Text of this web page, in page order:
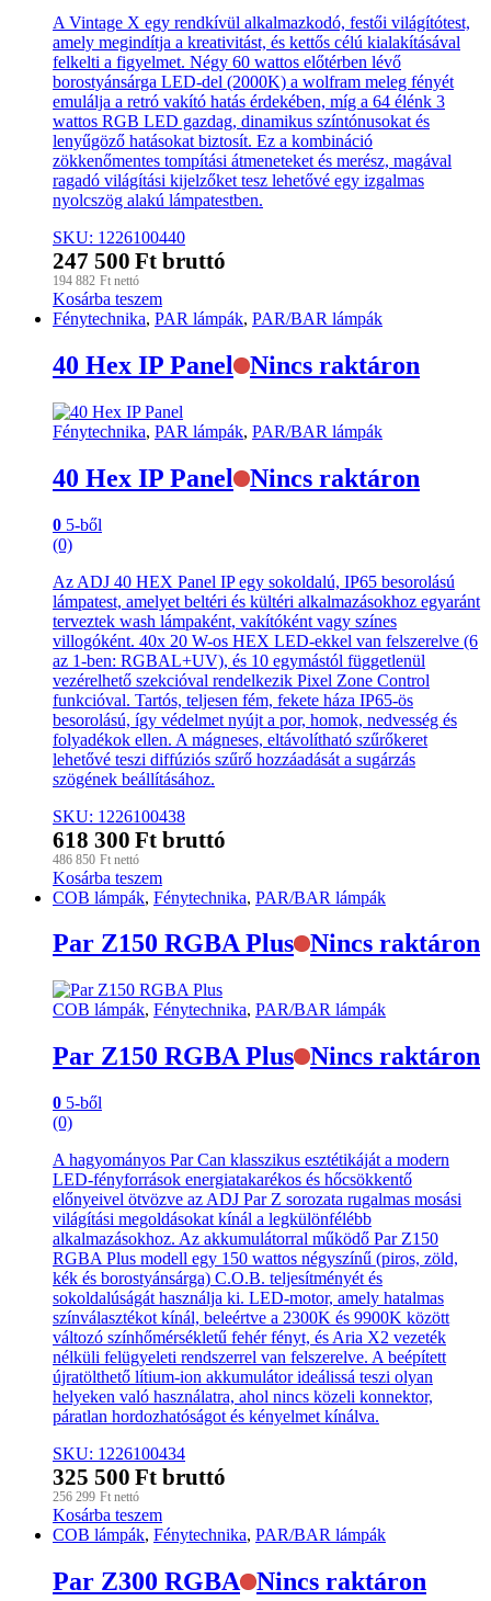
A Vintage X egy rendkívül alkalmazkodó, festői világítótest,
amely megindítja a kreativitást, és kettős célú kialakításával
felkelti a figyelmet. Négy 60 wattos előtérben lévő
borostyánsárga LED-del (2000K) a wolfram meleg fényét
emulálja a retró vakító hatás érdekében, míg a 64 élénk 3
wattos RGB LED gazdag, dinamikus színtónusokat és
lenyűgöző hatásokat biztosít. Ez a kombináció
zökkenőmentes tompítási átmeneteket és merész, magával
ragadó világítási kijelzőket tesz lehetővé egy izgalmas
nyolcszög alakú lámpatestben.
SKU: 1226100440
247 500 Ft bruttó
194 882 Ft nettó
Kosárba teszem
Fénytechnika, PAR lámpák, PAR/BAR lámpák
40 Hex IP Panel Nincs raktáron
Fénytechnika, PAR lámpák, PAR/BAR lámpák
40 Hex IP Panel Nincs raktáron
0 5-ből
(0)
Az ADJ 40 HEX Panel IP egy sokoldalú, IP65 besorolású
lámpatest, amelyet beltéri és kültéri alkalmazásokhoz egyaránt
terveztek wash lámpaként, vakítóként vagy színes
villogóként. 40x 20 W-os HEX LED-ekkel van felszerelve (6
az 1-ben: RGBAL+UV), és 10 egymástól függetlenül
vezérelhető szekcióval rendelkezik Pixel Zone Control
funkcióval. Tartós, teljesen fém, fekete háza IP65-ös
besorolású, így védelmet nyújt a por, homok, nedvesség és
folyadékok ellen. A mágneses, eltávolítható szűrőkeret
lehetővé teszi diffúziós szűrő hozzáadását a sugárzás
szögének beállításához.
SKU: 1226100438
618 300 Ft bruttó
486 850 Ft nettó
Kosárba teszem
COB lámpák, Fénytechnika, PAR/BAR lámpák
Par Z150 RGBA Plus Nincs raktáron
COB lámpák, Fénytechnika, PAR/BAR lámpák
Par Z150 RGBA Plus Nincs raktáron
0 5-ből
(0)
A hagyományos Par Can klasszikus esztétikáját a modern
LED-fényforrások energiatakarékos és hőcsökkentő
előnyeivel ötvözve az ADJ Par Z sorozata rugalmas mosási
világítási megoldásokat kínál a legkülönfélébb
alkalmazásokhoz. Az akkumulátorral működő Par Z150
RGBA Plus modell egy 150 wattos négyszínű (piros, zöld,
kék és borostyánsárga) C.O.B. teljesítményét és
sokoldalúságát használja ki. LED-motor, amely hatalmas
színválasztékot kínál, beleértve a 2300K és 9900K között
változó színhőmérsékletű fehér fényt, és Aria X2 vezeték
nélküli felügyeleti rendszerrel van felszerelve. A beépített
újratölthető lítium-ion akkumulátor ideálissá teszi olyan
helyeken való használatra, ahol nincs közeli konnektor,
páratlan hordozhatóságot és kényelmet kínálva.
SKU: 1226100434
325 500 Ft bruttó
256 299 Ft nettó
Kosárba teszem
COB lámpák, Fénytechnika, PAR/BAR lámpák
Par Z300 RGBA Nincs raktáron